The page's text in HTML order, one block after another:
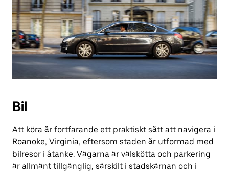
Bil
Att köra är fortfarande ett praktiskt sätt att navigera i
Roanoke, Virginia, eftersom staden är utformad med
bilresor i åtanke. Vägarna är välskötta och parkering
är allmänt tillgänglig, särskilt i stadskärnan och i